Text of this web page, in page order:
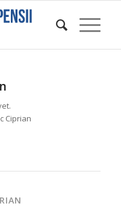
Ciprian